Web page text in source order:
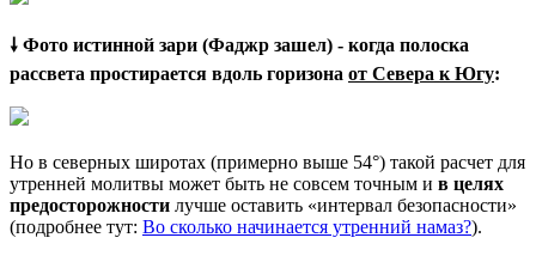
🠗 Фото истинной зари (Фаджр зашел) - когда полоска
рассвета простирается вдоль горизона от Севера к Югу:
Но в северных широтах (примерно выше 54°) такой расчет для
утренней молитвы может быть не совсем точным и в целях
предосторожности лучше оставить «интервал безопасности»
(подробнее тут: Во сколько начинается утренний намаз?).